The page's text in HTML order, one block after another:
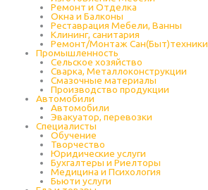
Ремонт и Отделка
Окна и Балконы
Реставрация Мебели, Ванны
Клининг, санитария
Ремонт/Монтаж Сан(Быт)техники
Промышленность
Cельское хозяйство
Сварка, Металлоконструкции
Cмазочные материалы
Производство продукции
Автомобили
Автомобили
Эвакуатор, перевозки
Специалисты
Обучение
Творчество
Юридические услуги
Бухгалтеры и Риелторы
Медицина и Психология
Бьюти услуги